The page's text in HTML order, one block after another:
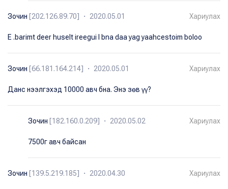
Зочин [202.126.89.70] ・ 2020.05.01 Хариулах
E .barimt deer huselt ireegui l bna daa yag yaahcestoim boloo
Зочин [66.181.164.214] ・ 2020.05.01 Хариулах
Данс нээлгэхэд 10000 авч бна. Энэ зөв үү?
Зочин [182.160.0.209] ・ 2020.05.02 Хариулах
7500г авч байсан
Зочин [139.5.219.185] ・ 2020.04.30 Хариулах